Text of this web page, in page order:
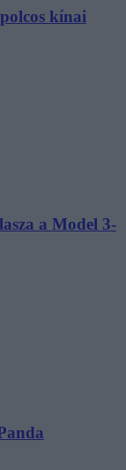
kínai
a Model 3-